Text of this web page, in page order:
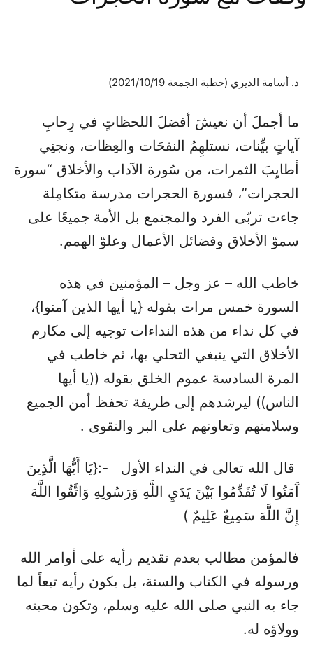
د. أسامة الديري (خطبة الجمعة 2021/10/19)
ما أجملَ أن نعيشَ أفضلَ اللحظاتٍ في رِحابِ
آياتٍ بيِّنات، نستلهِمُ النفحَات والعِظات، ونجنِي
أطايِبَ الثمرات، من سُورة الآداب والأخلاق “سورة
الحجرات”، فسورة الحجرات مدرسة متكامِلة
جاءت تربّى الفرد والمجتمع بل الأمة جميعًا على
سموّ الأخلاق وفضائل الأعمال وعلوّ الهمم.
خاطب الله – عز وجل – المؤمنين في هذه
السورة خمس مرات بقوله {يا أيها الذين آمنوا}،
في كل نداء من هذه النداءات توجيه إلى مكارم
الأخلاق التي ينبغي التحلي بها، ثم خاطب في
المرة السادسة عموم الخلق بقوله ((يا أيها
الناس)) ليرشدهم إلى طريقة تحفظ أمن الجميع
وسلامتهم وتعاونهم على البر والتقوى .
قال الله تعالى في النداء الأول -:{يَا أَيُّهَا الَّذِينَ
آَمَنُوا لَا تُقَدِّمُوا بَيْنَ يَدَيِ اللَّهِ وَرَسُولِهِ وَاتَّقُوا اللَّهَ
إِنَّ اللَّهَ سَمِيعٌ عَلِيمٌ )
فالمؤمن مطالب بعدم تقديم رأيه على أوامر الله
ورسوله في الكتاب والسنة، بل يكون رأيه تبعاً لما
جاء به النبي صلى الله عليه وسلم، وتكون محبته
وولاؤه له.